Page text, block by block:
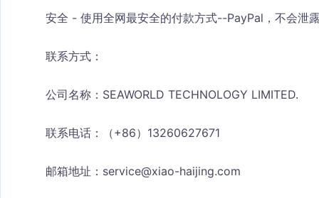
安全 - 使用全网最安全的付款方式--PayPal，不会泄
联系方式：
公司名称：SEAWORLD TECHNOLOGY LIMITED.
联系电话：（+86）13260627671
邮箱地址： service@xiao-haijing.com